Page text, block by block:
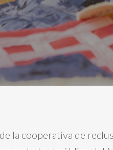
la cooperativa de